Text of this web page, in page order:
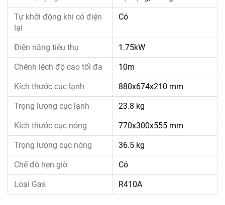
Tự khởi động khi có điện
lại
Có
Điện năng tiêu thụ 1.75kW
Chênh lệch độ cao tối đa 10m
Kích thước cục lạnh 880x674x210 mm
Trọng lượng cục lạnh 23.8 kg
Kích thước cục nóng 770x300x555 mm
Trọng lượng cục nóng 36.5 kg
Chế độ hẹn giờ Có
Loại Gas R410A